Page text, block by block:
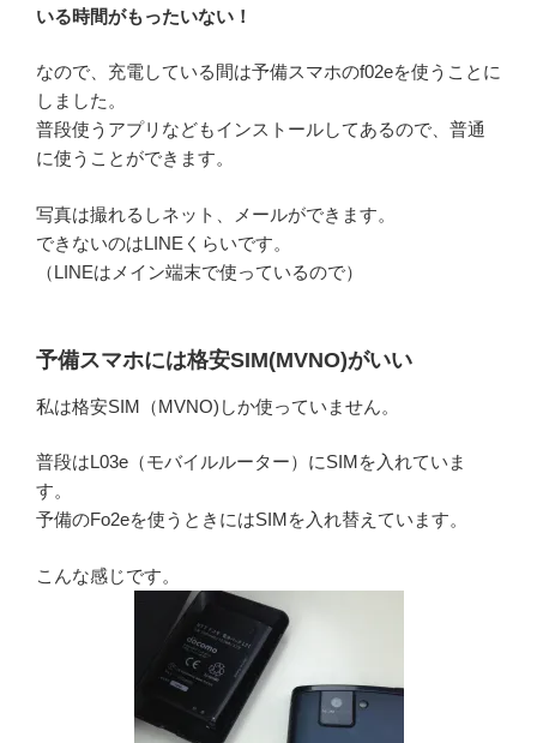
いる時間がもったいない！
なので、充電している間は予備スマホのf02eを使うことに
しました。
普段使うアプリなどもインストールしてあるので、普通
に使うことができます。
写真は撮れるしネット、メールができます。
できないのはLINEくらいです。
（LINEはメイン端末で使っているので）
予備スマホには格安SIM(MVNO)がいい
私は格安SIM（MVNO)しか使っていません。
普段はL03e（モバイルルーター）にSIMを入れていま
す。
予備のFo2eを使うときにはSIMを入れ替えています。
こんな感じです。